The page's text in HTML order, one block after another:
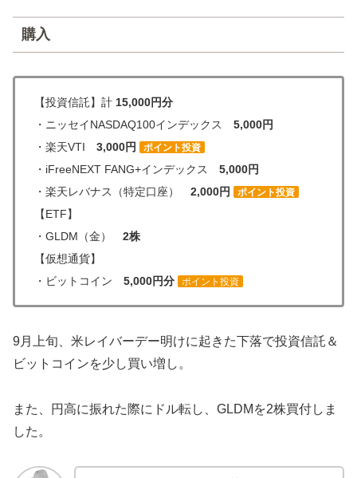
購入
【投資信託】計 15,000円分
・ニッセイNASDAQ100インデックス 5,000円
・楽天VTI 3,000円 ポイント投資
・iFreeNEXT FANG+インデックス 5,000円
・楽天レバナス（特定口座） 2,000円 ポイント投資
【ETF】
・GLDM（金） 2株
【仮想通貨】
・ビットコイン 5,000円分 ポイント投資
9月上旬、米レイバーデー明けに起きた下落で投資信託＆
ビットコインを少し買い増し。
また、円高に振れた際にドル転し、GLDMを2株買付しま
した。